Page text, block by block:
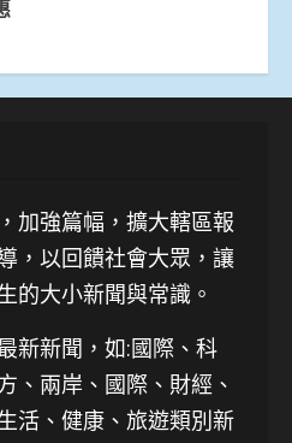
加強篇幅，擴大轄區報
，以回饋社會大眾，讓
的大小新聞與常識。
新新聞 ，如:國際、科
、兩岸、國際、財經、
活、健康、旅遊類別新